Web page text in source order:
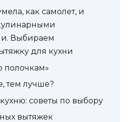
как самолет, и
Выбираем
для кухни
полочкам»
тем лучше?
советы по выбору
вытяжек